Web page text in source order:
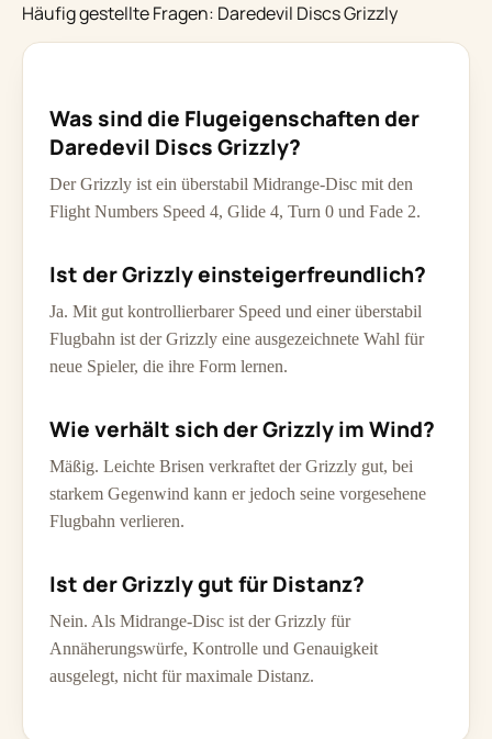
Häufig gestellte Fragen: Daredevil Discs Grizzly
Was sind die Flugeigenschaften der
Daredevil Discs Grizzly?
Der Grizzly ist ein überstabil Midrange-Disc mit den
Flight Numbers Speed 4, Glide 4, Turn 0 und Fade 2.
Ist der Grizzly einsteigerfreundlich?
Ja. Mit gut kontrollierbarer Speed und einer überstabil
Flugbahn ist der Grizzly eine ausgezeichnete Wahl für
neue Spieler, die ihre Form lernen.
Wie verhält sich der Grizzly im Wind?
Mäßig. Leichte Brisen verkraftet der Grizzly gut, bei
starkem Gegenwind kann er jedoch seine vorgesehene
Flugbahn verlieren.
Ist der Grizzly gut für Distanz?
Nein. Als Midrange-Disc ist der Grizzly für
Annäherungswürfe, Kontrolle und Genauigkeit
ausgelegt, nicht für maximale Distanz.